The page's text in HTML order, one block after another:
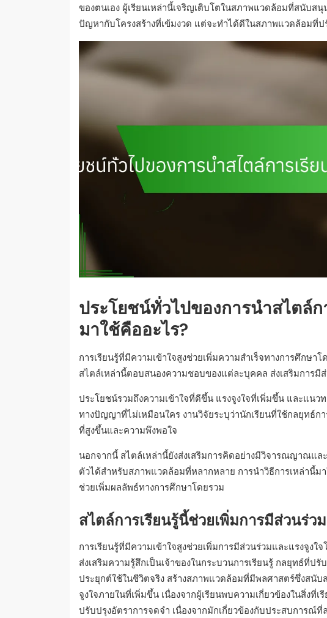
ของตนเอง ผู้เรียนเหล่านี้เจริญเติบโตในสภาพแวดล้อมที่สนับสนุ
ปัญหากับโครงสร้างที่เข้มงวด แต่จะทำได้ดีในสภาพแวดล้อมที่
ประโยชน์ทั่วไปของการนำสไตล์ก
มาใช้คืออะไร?
การเรียนรู้ที่มีความเข้าใจสูงช่วยเพิ่มความสำเร็จทางการศึกษ
สไตล์เหล่านี้ตอบสนองความชอบของแต่ละบุคคล ส่งเสริมการมี
ประโยชน์รวมถึงความเข้าใจที่ดีขึ้น แรงจูงใจที่เพิ่มขึ้น และแน
ทางปัญญาที่ไม่เหมือนใคร งานวิจัยระบุว่านักเรียนที่ใช้กลยุทธ์กา
ที่สูงขึ้นและความพึงพอใจ
นอกจากนี้ สไตล์เหล่านี้ยังส่งเสริมการคิดอย่างมีวิจารณญาณแ
ตัวได้สำหรับสภาพแวดล้อมที่หลากหลาย การนำวิธีการเหล่านี้
ช่วยเพิ่มผลลัพธ์ทางการศึกษาโดยรวม
สไตล์การเรียนรู้นี้ช่วยเพิ่มการมีส่วนร่ว
การเรียนรู้ที่มีความเข้าใจสูงช่วยเพิ่มการมีส่วนร่วมและแรงจู
ส่งเสริมความรู้สึกเป็นเจ้าของในกระบวนการเรียนรู้ กลยุทธ์ที่ป
ประยุกต์ใช้ในชีวิตจริง สร้างสภาพแวดล้อมที่มีพลศาสตร์ซึ่งสนั
จูงใจภายในที่เพิ่มขึ้น เนื่องจากผู้เรียนพบความเกี่ยวข้องในสิ่งที่
ปรับปรุงอัตราการจดจำ เนื่องจากมักเกี่ยวข้องกับประสบการณ์